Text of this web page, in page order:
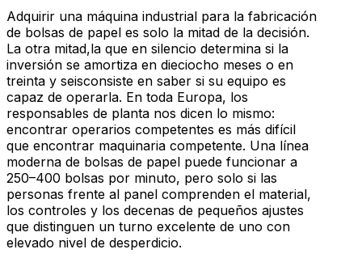
Adquirir una máquina industrial para la fabricación
de bolsas de papel es solo la mitad de la decisión.
La otra mitad,la que en silencio determina si la
inversión se amortiza en dieciocho meses o en
treinta y seisconsiste en saber si su equipo es
capaz de operarla. En toda Europa, los
responsables de planta nos dicen lo mismo:
encontrar operarios competentes es más difícil
que encontrar maquinaria competente. Una línea
moderna de bolsas de papel puede funcionar a
250–400 bolsas por minuto, pero solo si las
personas frente al panel comprenden el material,
los controles y los decenas de pequeños ajustes
que distinguen un turno excelente de uno con
elevado nivel de desperdicio.